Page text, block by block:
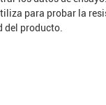
para probar la
del producto.